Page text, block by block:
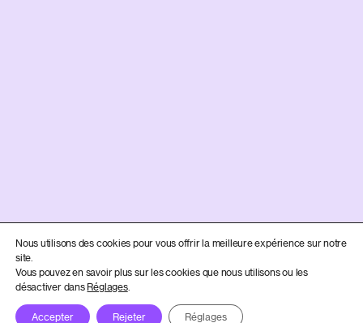
Nous utilisons des cookies pour vous offrir la meilleure expérience sur notre
site.
Vous pouvez en savoir plus sur les cookies que nous utilisons ou les
désactiver dans Réglages.
Accepter Rejeter Réglages